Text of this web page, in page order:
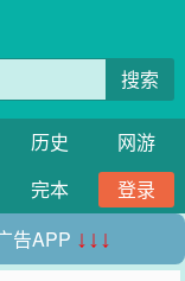
搜索
历史
网游
完本
登录
告APP ↓↓↓